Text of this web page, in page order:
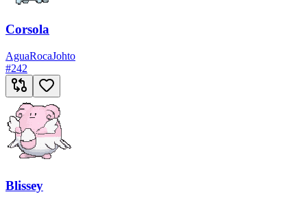
Corsola
AguaRocaJohto
#242
Blissey